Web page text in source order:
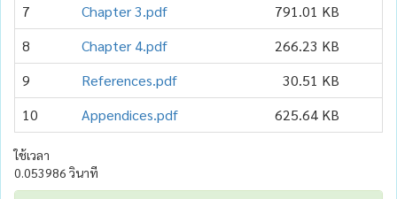
7
Chapter 3.pdf
791.01 KB
8
Chapter 4.pdf
266.23 KB
9
References.pdf
30.51 KB
10
Appendices.pdf 625.64 KB
ใช้เวลา
0.053986 วินาที